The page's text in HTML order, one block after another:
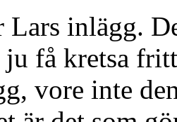
Lars inlägg.
ju få kretsa
vore inte